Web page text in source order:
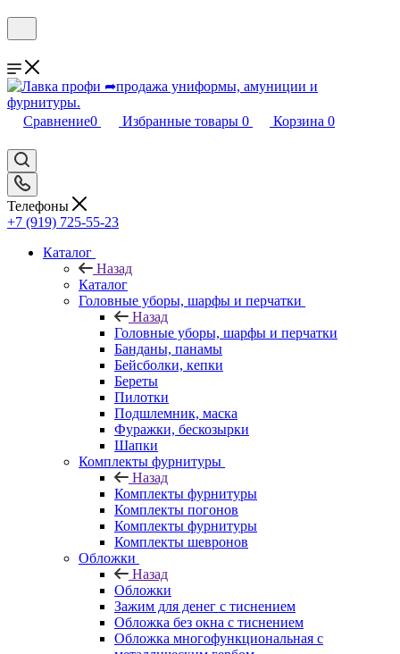
Сравнение0 Избранные товары 0 Корзина 0
Телефоны
+7 (919) 725-55-23
Каталог
Назад
Каталог
Головные уборы, шарфы и перчатки
Назад
Головные уборы, шарфы и перчатки
Банданы, панамы
Бейсболки, кепки
Береты
Пилотки
Подшлемник, маска
Фуражки, бескозырки
Шапки
Комплекты фурнитуры
Назад
Комплекты фурнитуры
Комплекты погонов
Комплекты фурнитуры
Комплекты шевронов
Обложки
Назад
Обложки
Зажим для денег с тиснением
Обложка без окна с тиснением
Обложка многофункциональная с